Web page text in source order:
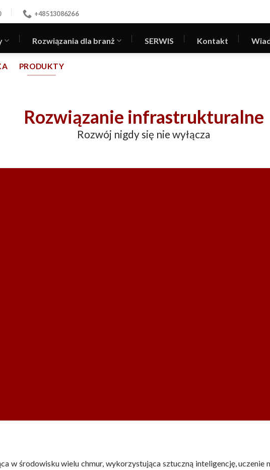
+48513086266
Rozwiązania dla branż SERWIS Kontakt
PRODUKTY
Rozwiązanie infrastrukturalne
Rozwój nigdy się nie wyłącza
w środowisku wielu chmur, wykorzystująca sztuczną inteligencję,